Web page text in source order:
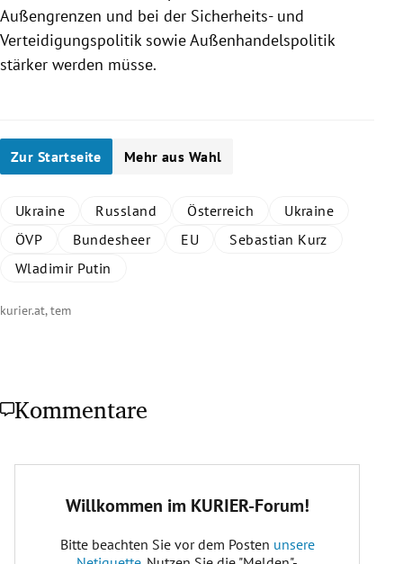
Außengrenzen und bei der Sicherheits- und
Verteidigungspolitik sowie Außenhandelspolitik
stärker werden müsse.
Zur Startseite Mehr aus Wahl
Ukraine Russland Österreich
Ukraine
ÖVP
Bundesheer EU
Sebastian Kurz
Wladimir Putin
kurier.at, tem
Kommentare